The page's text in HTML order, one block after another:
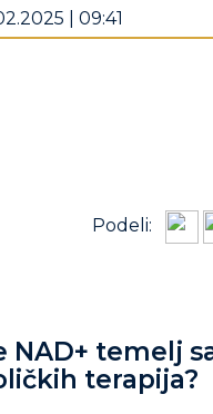
| 09:41
Podeli:
NAD+ temelj
terapija?